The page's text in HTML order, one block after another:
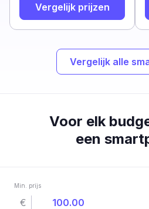
Vergelijk prijzen
Vergelijk alle
Voor elk
een
Min. prijs
€